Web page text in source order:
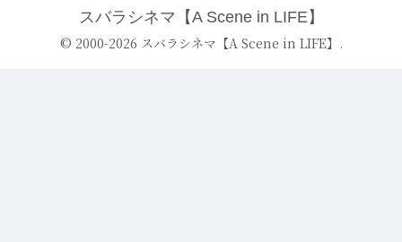
スバラシネマ【A Scene in LIFE】
© 2000-2026 スバラシネマ【A Scene in LIFE】.